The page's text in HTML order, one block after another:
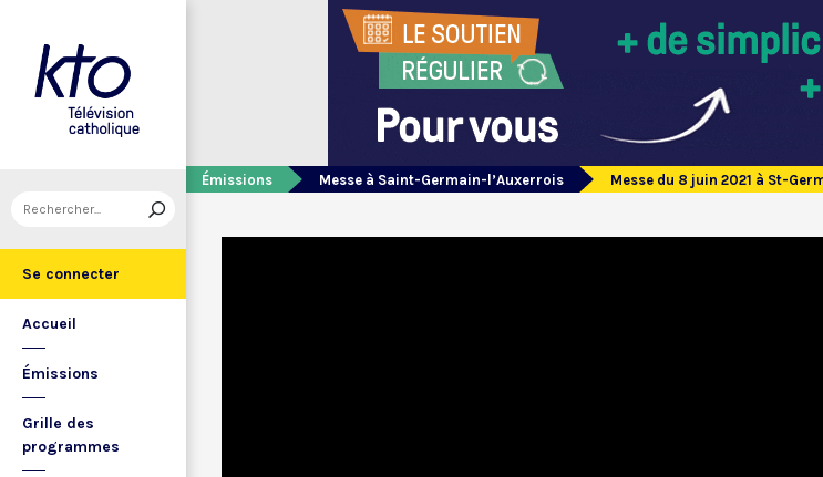
Se connecter
Accueil
Émissions
Grille des
programmes
Émissions Messe à Saint-Germain-l’Auxerrois Messe du 8 juin 2021 à St-